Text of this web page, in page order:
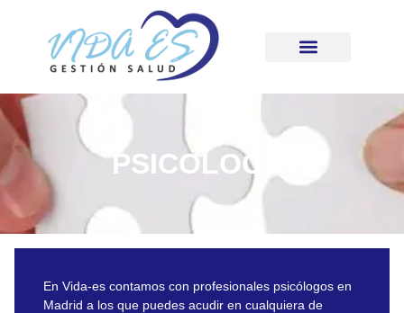
PSICOLOGÍA
En Vida-es contamos con profesionales psicólogos en
Madrid a los que puedes acudir en cualquiera de